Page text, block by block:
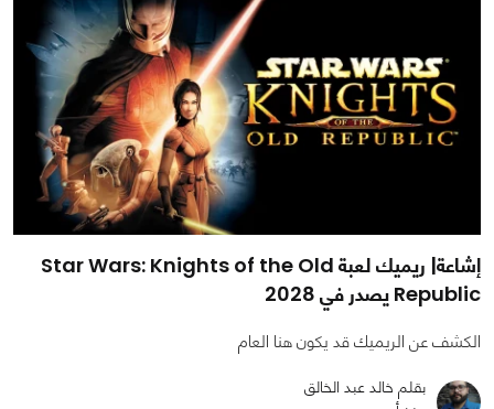
إشاعة| ريميك لعبة Star Wars: Knights of the Old
Republic يصدر في 2028
الكشف عن الريميك قد يكون هنا العام
بقلم خالد عبد الخالق